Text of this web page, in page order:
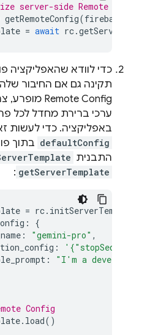
server-side Remote Config
getRemoteConfig(firebaseApp
= await rc.
כדי לוודא שהאפליקציה
תקינה גם אם החיבור
Remote Config מופרע,
ערכי ברירת מחדל לכל
באפליקציה. כדי לעשות
defaultConfig בתוך
התבנית
getServerTemplate
:
= rc. initServerTemplate
:
{
: "gemini-pro" ,
:
:
"I'm a developer
Config
. load()